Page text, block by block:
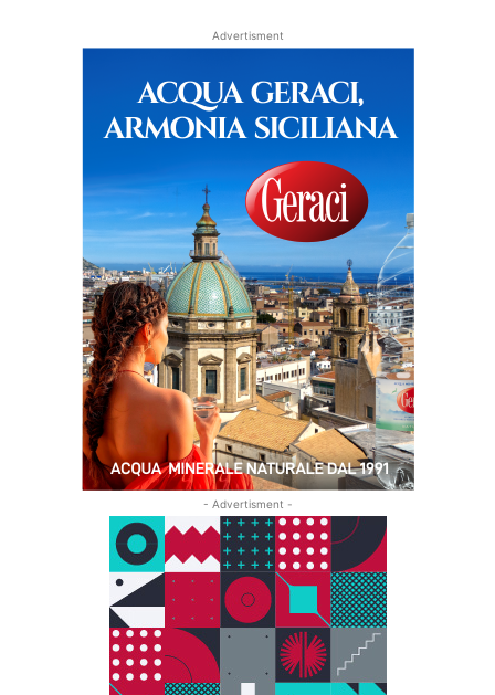
Advertisment
- Advertisment -